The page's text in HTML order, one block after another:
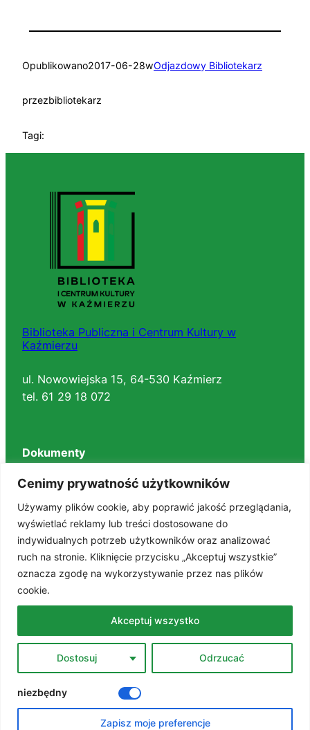
Cenimy prywatność użytkowników
Używamy plików cookie, aby poprawić jakość przeglądania,
wyświetlać reklamy lub treści dostosowane do
indywidualnych potrzeb użytkowników oraz analizować
ruch na stronie. Kliknięcie przycisku „Akceptuj wszystkie”
oznacza zgodę na wykorzystywanie przez nas plików
cookie.
Dostosuj Odrzucać
Akceptuj wszystko
niezbędny
Zapisz moje preferencje
Opublikowano2017-06-28wOdjazdowy Bibliotekarz
przezbibliotekarz
Tagi:
Biblioteka Publiczna i Centrum Kultury w
Kaźmierzu
ul. Nowowiejska 15, 64-530 Kaźmierz
tel. 61 29 18 072
Dokumenty
Regulaminy
BIP
RODO
Polityka prywatności
STANDARDY OCHRONY MAŁOLETNICH
Facebook